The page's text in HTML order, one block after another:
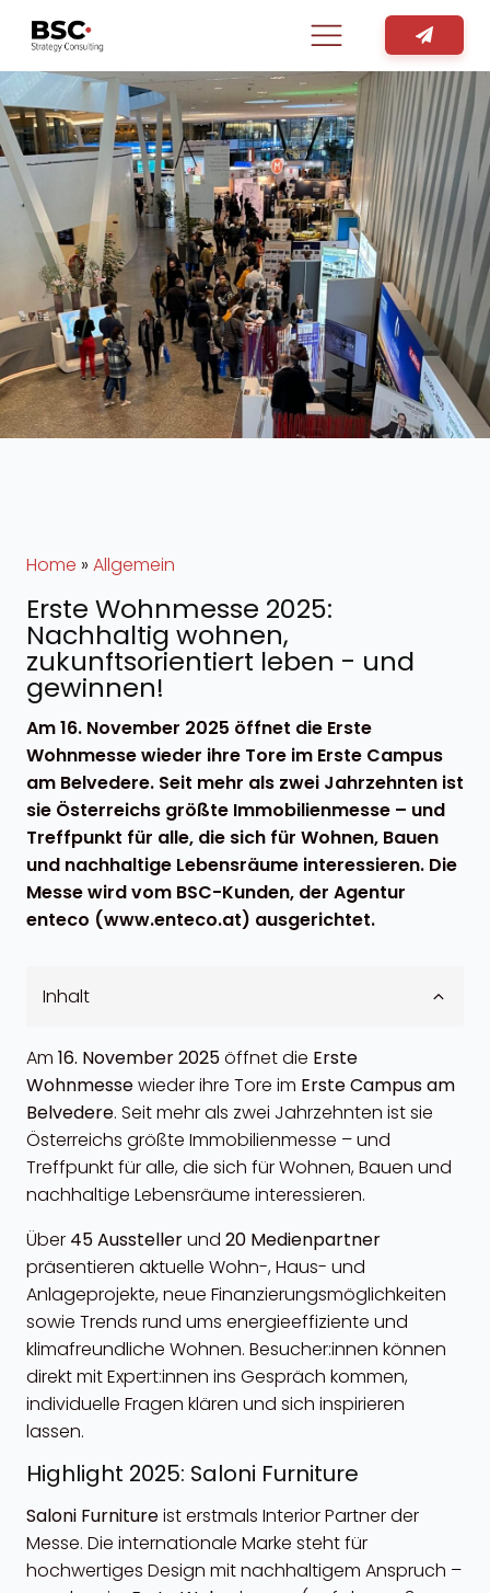
Home » Allgemein
Erste Wohnmesse 2025:
Nachhaltig wohnen,
zukunftsorientiert leben - und
gewinnen!
Am 16. November 2025 öffnet die Erste
Wohnmesse wieder ihre Tore im Erste Campus
am Belvedere. Seit mehr als zwei Jahrzehnten ist
sie Österreichs größte Immobilienmesse – und
Treffpunkt für alle, die sich für Wohnen, Bauen
und nachhaltige Lebensräume interessieren. Die
Messe wird vom BSC-Kunden, der Agentur
enteco (www.enteco.at) ausgerichtet.
Inhalt
Am 16. November 2025öffnet die Erste
Wohnmessewieder ihre Tore im Erste Campus am
Belvedere. Seit mehr als zwei Jahrzehnten ist sie
Österreichs größte Immobilienmesse – und
Treffpunkt für alle, die sich für Wohnen, Bauen und
nachhaltige Lebensräume interessieren.
Über 45 Ausstellerund 20 Medienpartner
präsentieren aktuelle Wohn-, Haus- und
Anlageprojekte, neue Finanzierungsmöglichkeiten
sowie Trends rund ums energieeffiziente und
klimafreundliche Wohnen. Besucher:innen können
direkt mit Expert:innen ins Gespräch kommen,
individuelle Fragen klären und sich inspirieren
lassen.
Highlight 2025: Saloni Furniture
Saloni Furnitureist erstmals Interior Partner der
Messe. Die internationale Marke steht für
hochwertiges Design mit nachhaltigem Anspruch –